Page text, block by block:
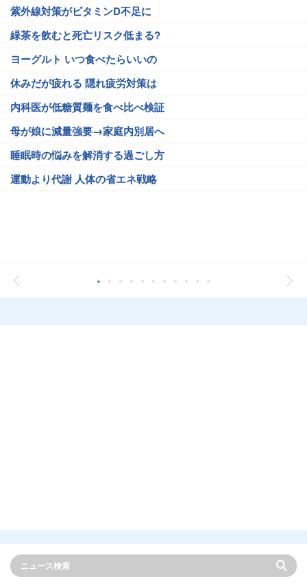
紫外線対策がビタミンD不足に
緑茶を飲むと死亡リスク低まる?
ヨーグルト いつ食べたらいいの
休みだが疲れる 隠れ疲労対策は
内科医が低糖質麺を食べ比べ検証
母が娘に減量強要→家庭内別居へ
睡眠時の悩みを解消する過ごし方
運動より代謝 人体の省エネ戦略